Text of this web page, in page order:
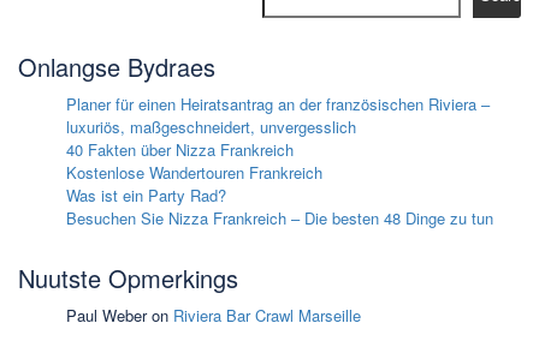
Onlangse Bydraes
Planer für einen Heiratsantrag an der französischen Riviera –
luxuriös, maßgeschneidert, unvergesslich
40 Fakten über Nizza Frankreich
Kostenlose Wandertouren Frankreich
Was ist ein Party Rad?
Besuchen Sie Nizza Frankreich – Die besten 48 Dinge zu tun
Nuutste Opmerkings
Paul Weberon Riviera Bar Crawl Marseille